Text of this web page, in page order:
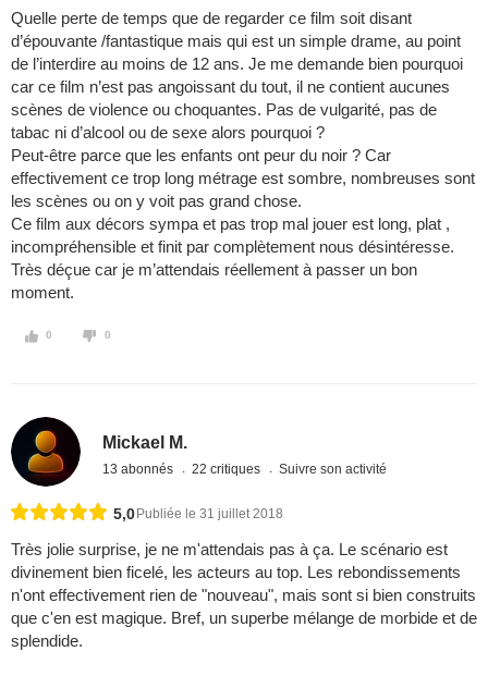
Quelle perte de temps que de regarder ce film soit disant
d’épouvante /fantastique mais qui est un simple drame, au point
de l’interdire au moins de 12 ans. Je me demande bien pourquoi
car ce film n’est pas angoissant du tout, il ne contient aucunes
scènes de violence ou choquantes. Pas de vulgarité, pas de
tabac ni d’alcool ou de sexe alors pourquoi ?
Peut-être parce que les enfants ont peur du noir ? Car
effectivement ce trop long métrage est sombre, nombreuses sont
les scènes ou on y voit pas grand chose.
Ce film aux décors sympa et pas trop mal jouer est long, plat ,
incompréhensible et finit par complètement nous désintéresse.
Très déçue car je m’attendais réellement à passer un bon
moment.
0 0
Mickael M.
13 abonnés 22 critiques Suivre son activité
5,0 Publiée le 31 juillet 2018
Très jolie surprise, je ne m'attendais pas à ça. Le scénario est
divinement bien ficelé, les acteurs au top. Les rebondissements
n'ont effectivement rien de "nouveau", mais sont si bien construits
que c'en est magique. Bref, un superbe mélange de morbide et de
splendide.